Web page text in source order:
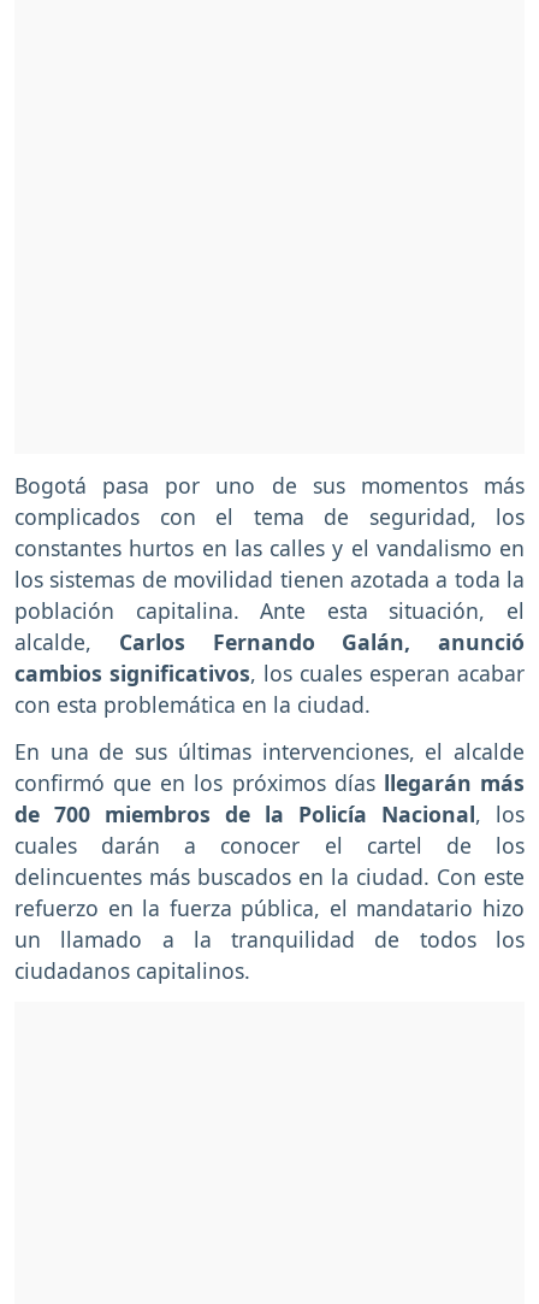
Bogotá pasa por uno de sus momentos más
complicados con el tema de seguridad, los
constantes hurtos en las calles y el vandalismo en
los sistemas de movilidad tienen azotada a toda la
población capitalina. Ante esta situación, el
alcalde, Carlos Fernando Galán, anunció
cambios significativos, los cuales esperan acabar
con esta problemática en la ciudad.
En una de sus últimas intervenciones, el alcalde
confirmó que en los próximos días llegarán más
de 700 miembros de la Policía Nacional, los
cuales darán a conocer el cartel de los
delincuentes más buscados en la ciudad. Con este
refuerzo en la fuerza pública, el mandatario hizo
un llamado a la tranquilidad de todos los
ciudadanos capitalinos.